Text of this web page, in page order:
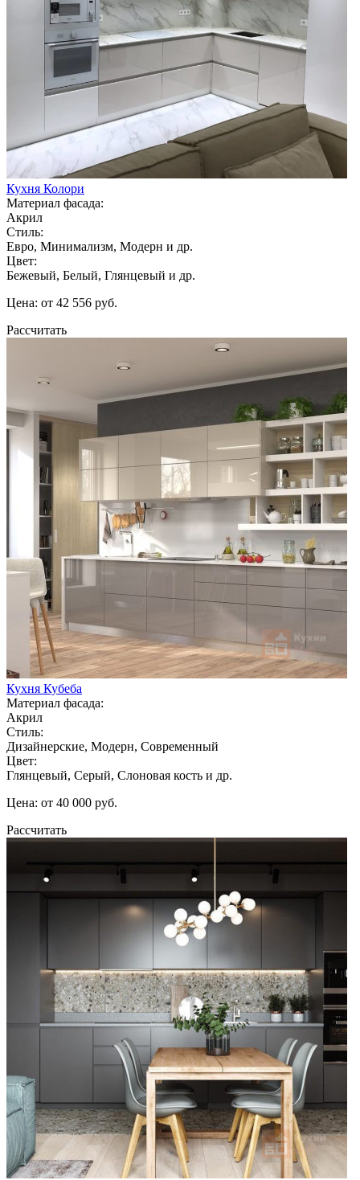
Кухня Колори
Материал фасада:
Акрил
Стиль:
Евро, Минимализм, Модерн и др.
Цвет:
Бежевый, Белый, Глянцевый и др.
Цена: от 42 556 руб.
Рассчитать
Кухня Кубеба
Материал фасада:
Акрил
Стиль:
Дизайнерские, Модерн, Современный
Цвет:
Глянцевый, Серый, Слоновая кость и др.
Цена: от 40 000 руб.
Рассчитать